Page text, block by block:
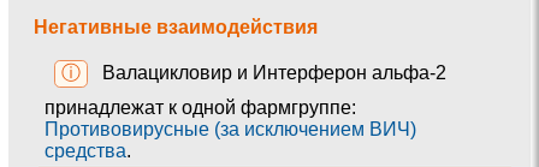
Негативные взаимодействия
ⓘ
Валацикловир и Интерферон альфа-2
принадлежат к одной фармгруппе:
Противовирусные (за исключением ВИЧ)
средства.